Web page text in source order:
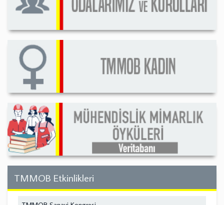
TMMOB Etkinlikleri